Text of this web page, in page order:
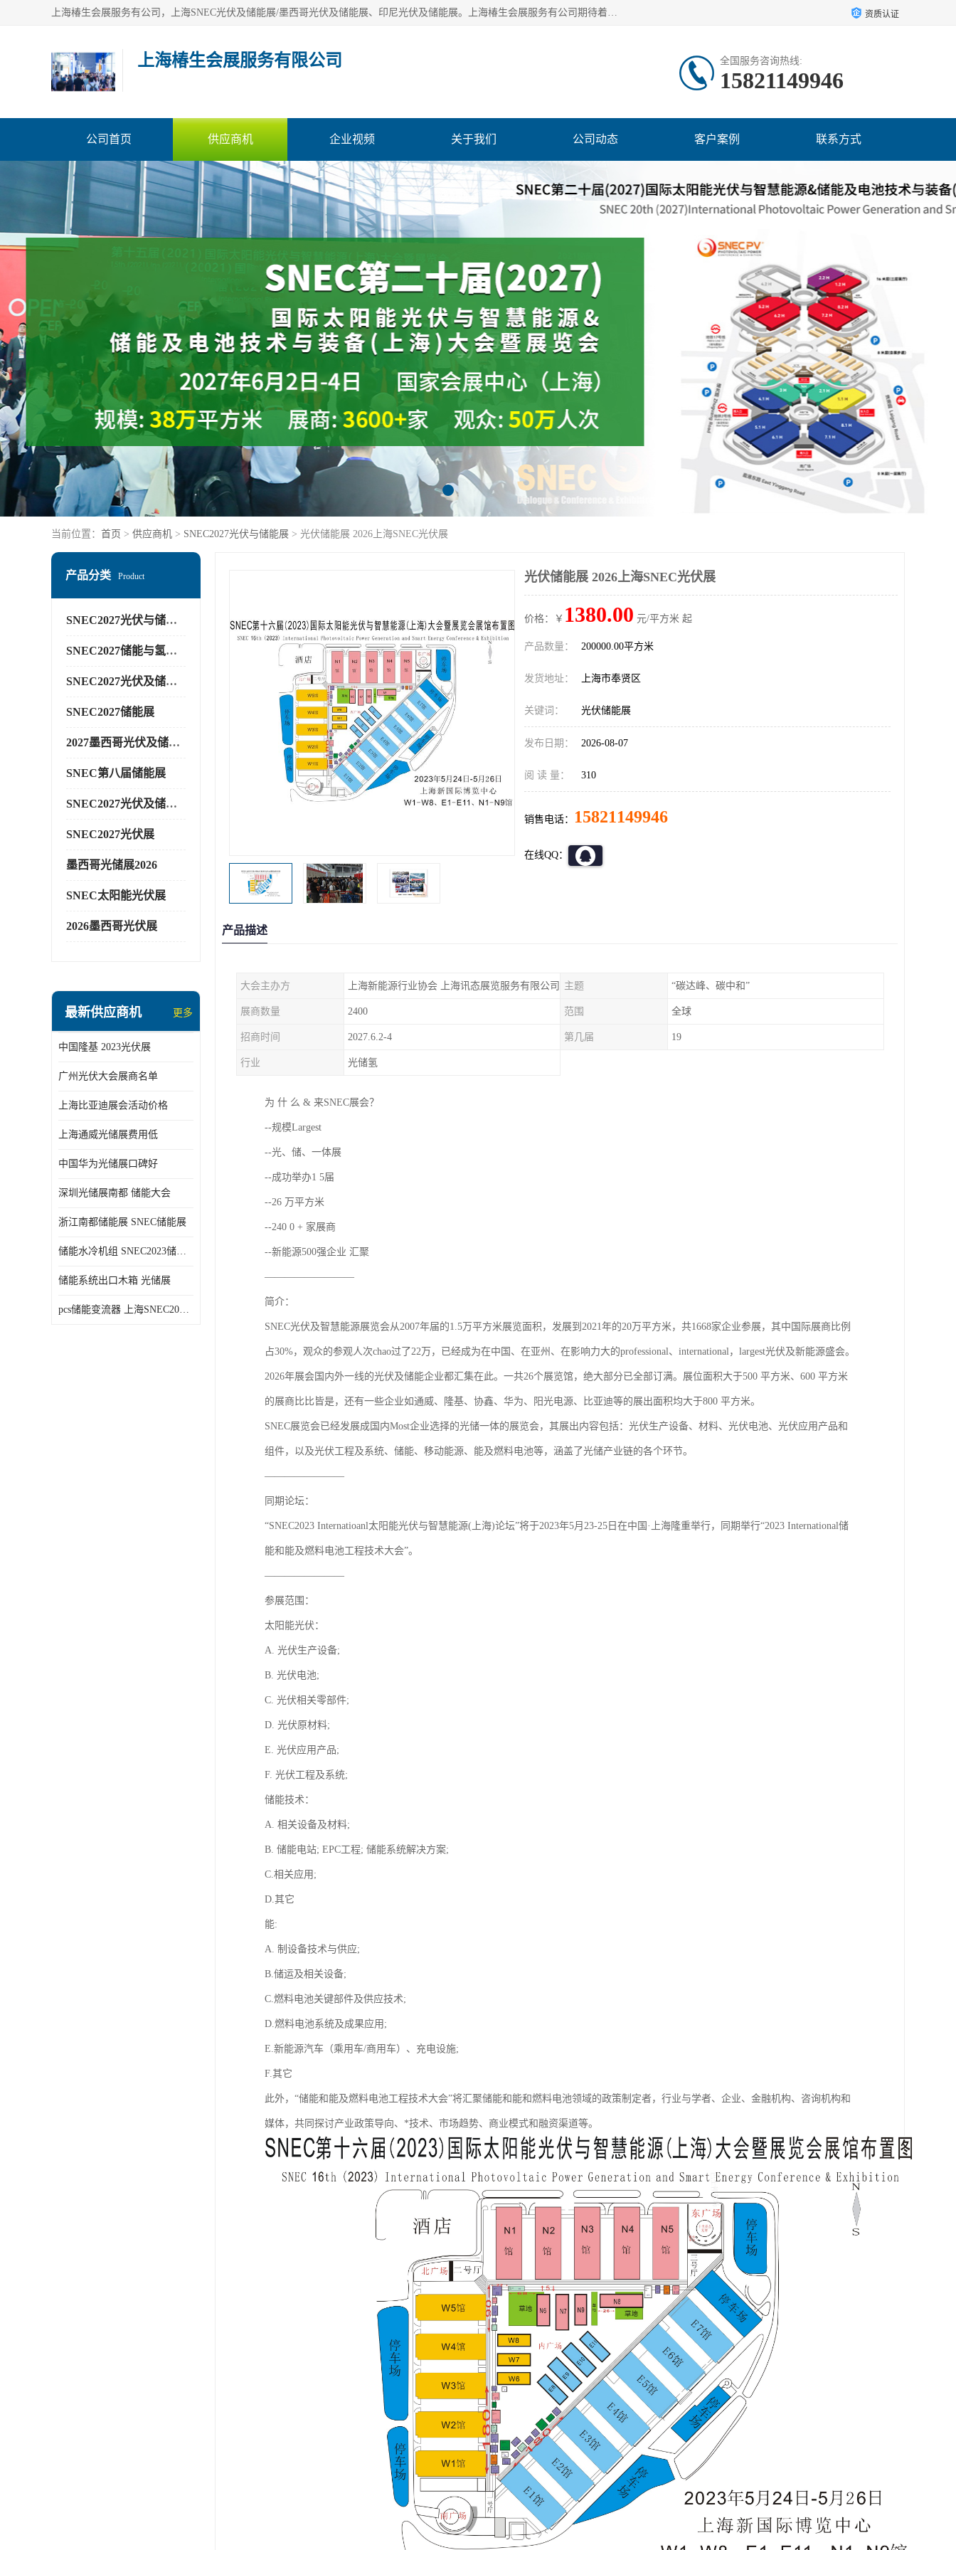
上海椿生会展服务有公司，上海SNEC光伏及储能展/墨西哥光伏及储能展、印尼光伏及储能展。上海椿生会展服务有公司期待着相关业者聚首我们的新能源平台，从产业的视野、以问题为导向，一起把脉中国、亚洲及世界太阳能光伏及储能市场。 资质认证
上海椿生会展服务有限公司 全国服务咨询热线:
15821149946
公司首页 供应商机 企业视频 关于我们 公司动态 客户案例 联系方式
当前位置： 首页 > 供应商机 > SNEC2027光伏与储能展 > 光伏储能展 2026上海SNEC光伏展
产品分类 Product
SNEC2027光伏与储能展
SNEC2027储能与氢能展
SNEC2027光伏及储能展
SNEC2027储能展
2027墨西哥光伏及储能展
SNEC第八届储能展
SNEC2027光伏及储能展
SNEC2027光伏展
墨西哥光储展2026
SNEC太阳能光伏展
2026墨西哥光伏展
最新供应商机 更多
中国隆基 2023光伏展
广州光伏大会展商名单
上海比亚迪展会活动价格
上海通威光储展费用低
中国华为光储展口碑好
深圳光储展南都 储能大会
浙江南都储能展 SNEC储能展
储能水冷机组 SNEC2023储能展
储能系统出口木箱 光储展
pcs储能变流器 上海SNEC2023光伏展
光伏储能展 2026上海SNEC光伏展
价格：￥ 1380.00 元/平方米 起
产品数量： 200000.00平方米
发货地址： 上海市奉贤区
关键词： 光伏储能展
发布日期： 2026-08-07
阅 读 量： 310
销售电话： 15821149946
在线QQ：
产品描述
大会主办方 上海新能源行业协会 上海讯态展览服务有限公司 主题 “碳达峰、碳中和”
展商数量 2400 范围 全球
招商时间 2027.6.2-4 第几届 19
行业 光储氢
为 什 么 & 来SNEC展会？
--规模Largest
--光、储、一体展
--成功举办1 5届
--26 万平方米
--240 0 + 家展商
--新能源500强企业 汇聚
—————————
简介：
SNEC光伏及智慧能源展览会从2007年届的1.5万平方米展览面积，发展到2021年的20万平方米，共1668家企业参展，其中国际展商比例
占30%，观众的参观人次chao过了22万，已经成为在中国、在亚州、在影响力大的professional、international，largest光伏及新能源盛会。
2026年展会国内外一线的光伏及储能企业都汇集在此。一共26个展览馆，绝大部分已全部订满。展位面积大于500 平方米、600 平方米
的展商比比皆是，还有一些企业如通威、隆基、协鑫、华为、阳光电源、比亚迪等的展出面积均大于800 平方米。
SNEC展览会已经发展成国内Most企业选择的光储一体的展览会，其展出内容包括：光伏生产设备、材料、光伏电池、光伏应用产品和
组件，以及光伏工程及系统、储能、移动能源、能及燃料电池等，涵盖了光储产业链的各个环节。
————————
同期论坛：
“SNEC2023 Internatioanl太阳能光伏与智慧能源(上海)论坛”将于2023年5月23-25日在中国·上海隆重举行，同期举行“2023 International储
能和能及燃料电池工程技术大会”。
————————
参展范围：
太阳能光伏：
A. 光伏生产设备;
B. 光伏电池;
C. 光伏相关零部件;
D. 光伏原材料;
E. 光伏应用产品;
F. 光伏工程及系统;
储能技术：
A. 相关设备及材料;
B. 储能电站; EPC工程; 储能系统解决方案;
C.相关应用;
D.其它
能:
A. 制设备技术与供应;
B.储运及相关设备;
C.燃料电池关键部件及供应技术;
D.燃料电池系统及成果应用;
E.新能源汽车（乘用车/商用车）、充电设施;
F.其它
此外，“储能和能及燃料电池工程技术大会”将汇聚储能和能和燃料电池领域的政策制定者，行业与学者、企业、金融机构、咨询机构和
媒体，共同探讨产业政策导向、*技术、市场趋势、商业模式和融资渠道等。